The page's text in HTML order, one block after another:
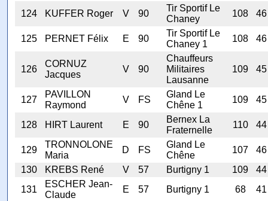
124 KUFFER Roger V 90
Tir Sportif Le
Chaney
108 46
125 PERNET Félix E 90
Tir Sportif Le
Chaney 1
108 46
126
CORNUZ
Jacques
V 90
Chauffeurs
Militaires
Lausanne
109 45
127
PAVILLON
Raymond
V FS
Gland Le
Chêne 1
109 45
128 HIRT Laurent E 90
Bernex La
Fraternelle
110 44
129
TRONNOLONE
Maria
D FS
Gland Le
Chêne
107
46
130
KREBS René V 57 Burtigny 1 109
44
131
ESCHER Jean-
Claude
E 57 Burtigny 1 68 41